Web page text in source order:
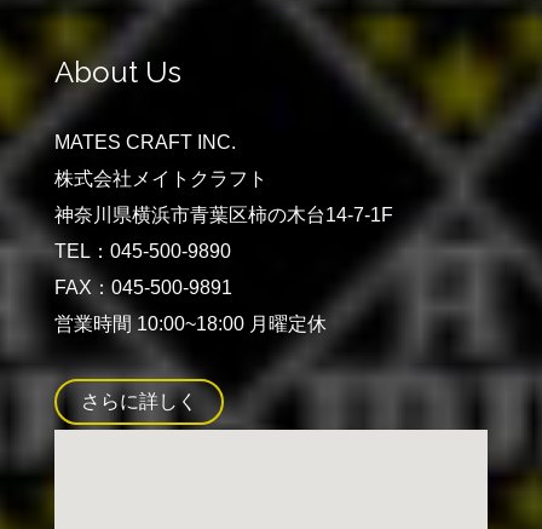
About Us
MATES CRAFT INC.
株式会社メイトクラフト
神奈川県横浜市青葉区柿の木台14-7-1F
TEL：045-500-9890
FAX：045-500-9891
営業時間 10:00~18:00 月曜定休
さらに詳しく